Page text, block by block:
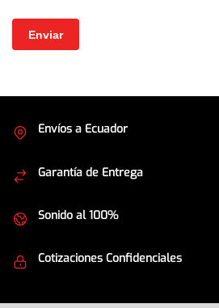
Envíos a Ecuador
Garantía de Entrega
Sonido al 100%
Cotizaciones Confidenciales